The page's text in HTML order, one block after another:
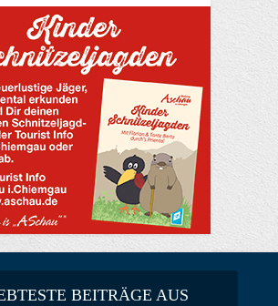
BEITRÄGE AUS